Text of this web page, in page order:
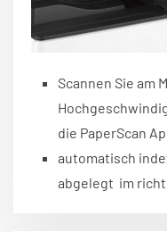
Scannen Sie am
die PaperScan
automatisch
abgelegt im